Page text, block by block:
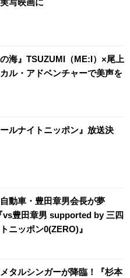
写映画に
の海』TSUZUMI（ME:I）×尾上
ル・アドベンチャーで美声を
ールナイトニッポン』放送決
動車・豊田章男会長が夢
vs豊田章男 supported by 三四
ニッポン0(ZERO)』
タルシンガーが降臨！『杉本